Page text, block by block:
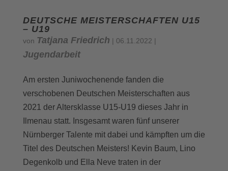
DEUTSCHE MEISTERSCHAFTEN U15
– U19
von Tatjana Friedrich | 06.11.2022 |
Jugendarbeit
Am ersten Juniwochenende fanden die
verschobenen Deutschen Meisterschaften aus
2021 der Altersklasse U15-U19 dieses Jahr in
Ilmenau statt. Insgesamt waren fünf unserer
Nürnberger Talente mit dabei und kämpften um die
Titel des Deutschen Meisters! Kevin Baum, Lino
Degenkolb und Ella Neve traten in der